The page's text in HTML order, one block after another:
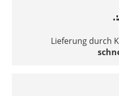
Lieferung durch